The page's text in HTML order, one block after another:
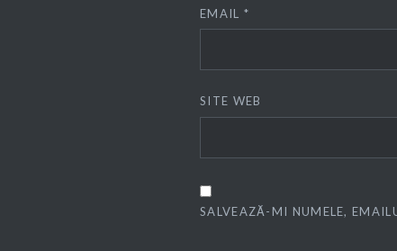
EMAIL *
SITE WEB
SALVEAZĂ-MI NUMELE,